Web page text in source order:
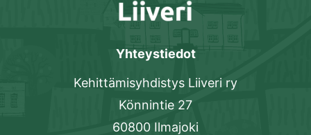
Yhteystiedot
Kehittämisyhdistys Liiveri ry
Könnintie 27
60800 Ilmajoki